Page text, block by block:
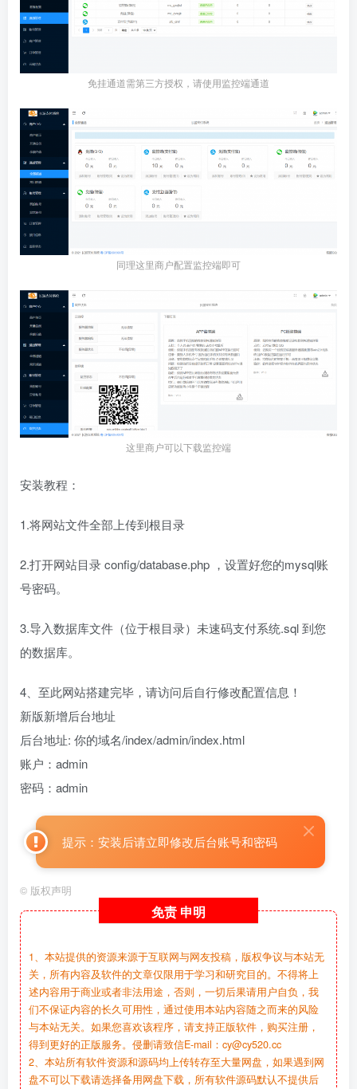
免挂通道需第三方授权，请使用监控端通道
同理这里商户配置监控端即可
这里商户可以下载监控端
安装教程：
1.将网站文件全部上传到根目录
2.打开网站目录 config/database.php ，设置好您的mysql账
号密码。
3.导入数据库文件（位于根目录）未速码支付系统.sql 到您
的数据库。
4、至此网站搭建完毕，请访问后自行修改配置信息！
新版新增后台地址
后台地址: 你的域名/index/admin/index.html
账户：admin
密码：admin
提示：安装后请立即修改后台账号和密码
© 版权声明
免责 申明
1、本站提供的资源来源于互联网与网友投稿，版权争议与本站无
关，所有内容及软件的文章仅限用于学习和研究目的。不得将上
述内容用于商业或者非法用途，否则，一切后果请用户自负，我
们不保证内容的长久可用性，通过使用本站内容随之而来的风险
与本站无关。如果您喜欢该程序，请支持正版软件，购买注册，
得到更好的正版服务。侵删请致信E-mail：cy@cy520.cc
2、本站所有软件资源和源码均上传转存至大量网盘，如果遇到网
盘不可以下载请选择备用网盘下载，所有软件源码默认不提供后